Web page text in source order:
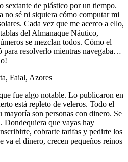
sextante de plástico por un tiempo.
no sé ni siquiera cómo computar mi
Cada vez que me acerco a ello,
del Almanaque Náutico,
se mezclan todos. Cómo el
para resolverlo mientras navegaba…
fue algo notable. Lo publicaron en
está repleto de veleros. Todo el
son personas con dinero. Se
Dondequiera que vayas hay
cobrarte tarifas y pedirte los
va el dinero, crecen pequeños reinos